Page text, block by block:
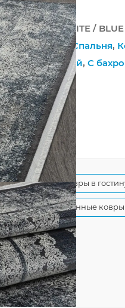
MARSEL
00231 ANTHRACITE / BLUE
Гостиная,Зал,Спальня,
На пол,Плотный, С
Хлопковая
Рельефный
80
150
Серые ковры в
современные ковры